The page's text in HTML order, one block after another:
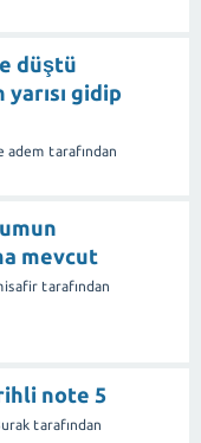
düştü
yarısı gidip
adem tarafından
mevcut
tarafından
note 5
tarafından